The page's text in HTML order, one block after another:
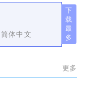
简体中文
更多